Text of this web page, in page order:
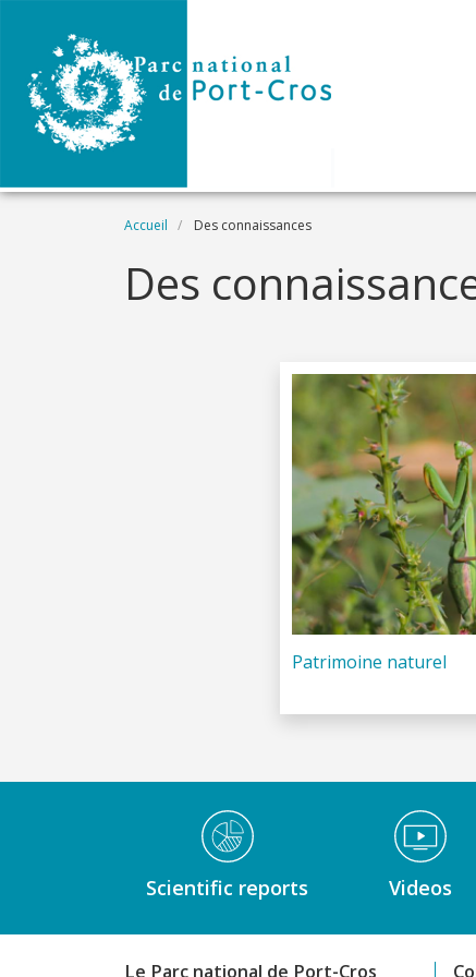
Fil d'Ariane
Accueil Des connaissances
Des
Patrimoine naturel
Médiathèque Footer
Scientific reports Videos
Le Parc national de Port-Cros